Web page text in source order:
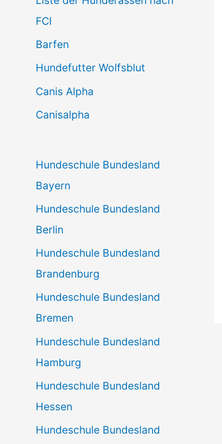
n
n
a
c
h
:
FCI
Barfen
Hundefutter Wolfsblut
Canis Alpha
Canisalpha
Hundeschule Bundesland
Bayern
Hundeschule Bundesland
Berlin
Hundeschule Bundesland
Brandenburg
Hundeschule Bundesland
Bremen
Hundeschule Bundesland
Hamburg
Hundeschule Bundesland
Hessen
Hundeschule Bundesland